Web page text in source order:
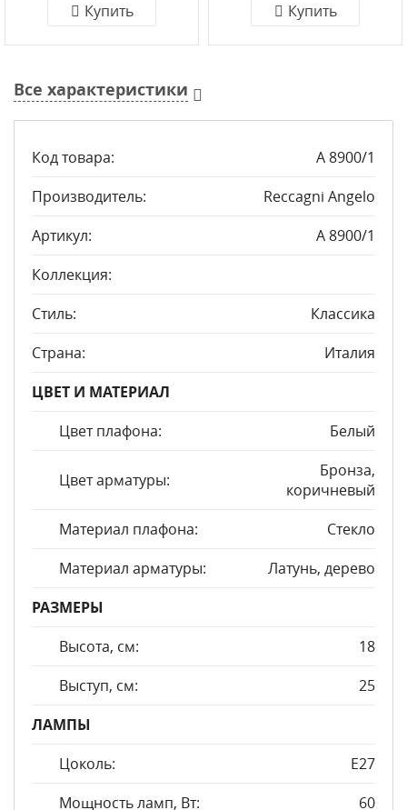
Купить Купить
Все характеристики
Код товара:
A 8900/1
Производитель:
Reccagni Angelo
Артикул:
A 8900/1
Коллекция:
Стиль:
Классика
Страна:
Италия
ЦВЕТ И МАТЕРИАЛ
Цвет плафона:
Белый
Цвет арматуры:
Бронза,
коричневый
Материал плафона:
Стекло
Материал арматуры:
Латунь, дерево
РАЗМЕРЫ
Высота, см:
18
Выступ, см:
25
ЛАМПЫ
Цоколь:
E27
Мощность ламп, Вт:
60